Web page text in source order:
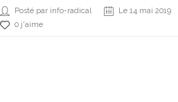
Posté par info-radical Le 14 mai 2019
0 j'aime